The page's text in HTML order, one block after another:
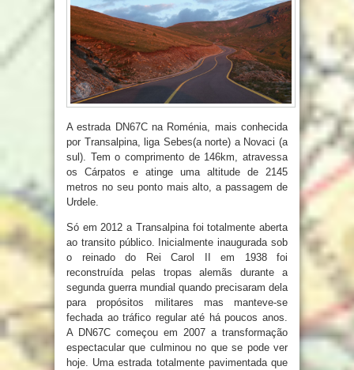
A estrada DN67C na Roménia, mais conhecida
por Transalpina, liga Sebes(a norte) a Novaci (a
sul). Tem o comprimento de 146km, atravessa
os Cárpatos e atinge uma altitude de 2145
metros no seu ponto mais alto, a passagem de
Urdele.
Só em 2012 a Transalpina foi totalmente aberta
ao transito público. Inicialmente inaugurada sob
o reinado do Rei Carol II em 1938 foi
reconstruída pelas tropas alemãs durante a
segunda guerra mundial quando precisaram dela
para propósitos militares mas manteve-se
fechada ao tráfico regular até há poucos anos.
A DN67C começou em 2007 a transformação
espectacular que culminou no que se pode ver
hoje. Uma estrada totalmente pavimentada que